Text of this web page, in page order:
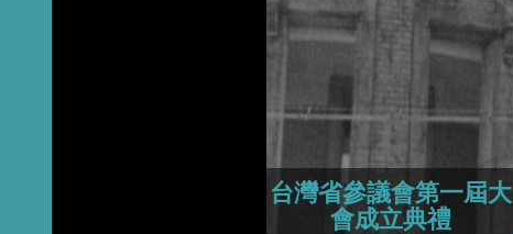
2014
2013
台灣省參議會第一屆大
會成立典禮